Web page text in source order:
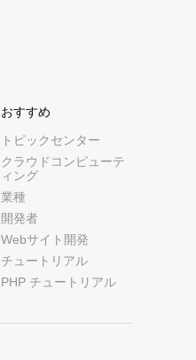
おすすめ
トピックセンター
クラウドコンピューテ
ィング
業種
開発者
Webサイト開発
チュートリアル
PHP チュートリアル